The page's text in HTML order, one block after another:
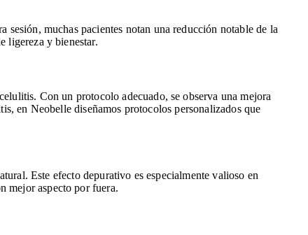
muchas pacientes notan una reducción notable de la
ligereza y bienestar.
Con un protocolo adecuado, se observa una mejora
en Neobelle diseñamos protocolos personalizados que
Este efecto depurativo es especialmente valioso en
mejor aspecto por fuera.